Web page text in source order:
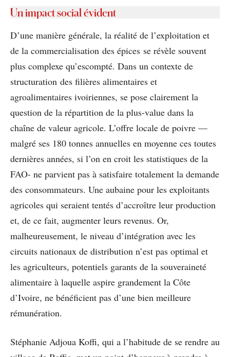
Un impact social évident
D’une manière générale, la réalité de l’exploitation et
de la commercialisation des épices se révèle souvent
plus complexe qu’escompté. Dans un contexte de
structuration des filières alimentaires et
agroalimentaires ivoiriennes, se pose clairement la
question de la répartition de la plus-value dans la
chaîne de valeur agricole. L’offre locale de poivre —
malgré ses 180 tonnes annuelles en moyenne ces toutes
dernières années, si l’on en croit les statistiques de la
FAO- ne parvient pas à satisfaire totalement la demande
des consommateurs. Une aubaine pour les exploitants
agricoles qui seraient tentés d’accroître leur production
et, de ce fait, augmenter leurs revenus. Or,
malheureusement, le niveau d’intégration avec les
circuits nationaux de distribution n’est pas optimal et
les agriculteurs, potentiels garants de la souveraineté
alimentaire à laquelle aspire grandement la Côte
d’Ivoire, ne bénéficient pas d’une bien meilleure
rémunération.
Stéphanie Adjoua Koffi, qui a l’habitude de se rendre au